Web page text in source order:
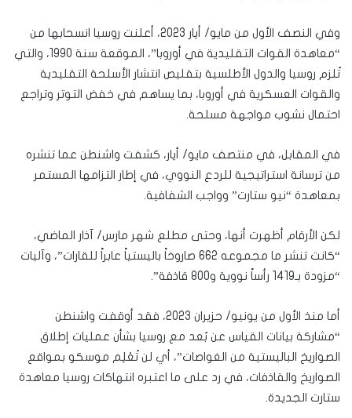
وفي النصف الأول من مايو/ أيار 2023، أعلنت روسيا انسحابها من
“معاهدة القوات التقليدية في أوروبا”، الموقعة سنة 1990، والتي
تُلزم روسيا والدول الأطلسية بتقليص انتشار الأسلحة التقليدية
والقوات العسكرية في أوروبا، بما يساهم في خفض التوتر وتراجع
احتمال نشوب مواجهة مسلحة.
في المقابل، في منتصف مايو/ أيار، كشفت واشنطن عما تنشره
من ترسانة استراتيجية للردع النووي، في إطار التزامها المستمر
بمعاهدة “نيو ستارت” وواجب الشفافية.
لكن الأرقام أظهرت أنها، وحتى مطلع شهر مارس/ آذار الماضي،
“كانت تنشر ما مجموعه 662 صاروخاً باليستياً عابراً للقارات”، وآليات
“مزودة بـ1419 رأساً نووية و800 قاذفة”.
أما منذ الأول من يونيو/ حزيران 2023، فقد أوقفت واشنطن
“مشاركة بيانات القياس عن بُعد مع روسيا بشأن عمليات إطلاق
الصواريخ الباليستية من الغواصات”، أي لن تُعْلِم موسكو بمواقع
الصواريخ والقاذفات، في رد على ما اعتبره انتهاكات روسيا معاهدة
ستارت الجديدة.